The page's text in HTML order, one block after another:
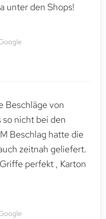
unter den Shops!
Beschläge von
nicht bei den
Beschlag hatte die
zeitnah geliefert.
perfekt , Karton